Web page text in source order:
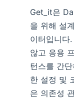
Get_it은
을 위해 설
이터입니다
않고 응용
턴스를 간
한 설정 및
은 의존성